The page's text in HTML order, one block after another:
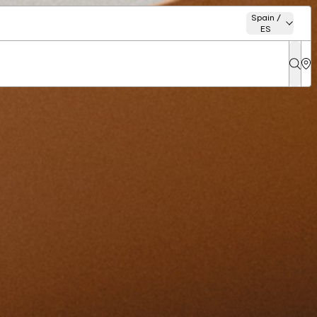
Spain /
ES